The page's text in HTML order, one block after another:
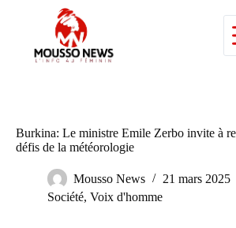
Burkina: Le ministre Emile Zerbo invite à
défis de la météorologie
Mousso News
21 mars 2025
Société, Voix d'homme